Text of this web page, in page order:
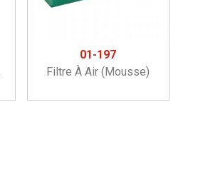
01-197
Filtre À Air (mousse)